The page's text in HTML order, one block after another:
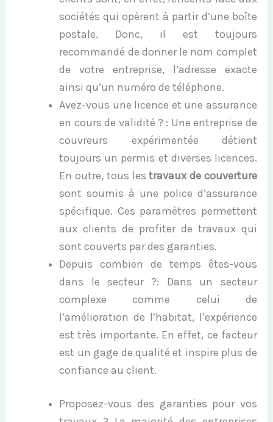
sociétés qui opèrent à partir d’une boîte
postale. Donc, il est toujours
recommandé de donner le nom complet
de votre entreprise, l’adresse exacte
ainsi qu’un numéro de téléphone.
Avez-vous une licence et une assurance
en cours de validité ? : Une entreprise de
couvreurs expérimentée détient
toujours un permis et diverses licences.
En outre, tous lestravauxde couverture
sont soumis à une police d’assurance
spécifique. Ces paramètres permettent
aux clients de profiter de travaux qui
sont couverts par des garanties.
Depuis combien de temps êtes-vous
dans le secteur ?: Dans un secteur
complexe comme celui de
l’amélioration de l’habitat, l’expérience
est très importante. En effet, ce facteur
est un gage de qualité et inspire plus de
confiance au client.
Proposez-vous des garanties pour vos